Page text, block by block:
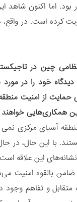
اما اکنون شاهد
کرده است. در
نظامی چین در
دیدگاه خود را در
حمایت از امنیت
همکاری‌هایی خواهند
آسیای مرکزی نمی
با این حال، در
نشانه‌های این علاقه
بالقوه امنیت
و تفاهم وجود